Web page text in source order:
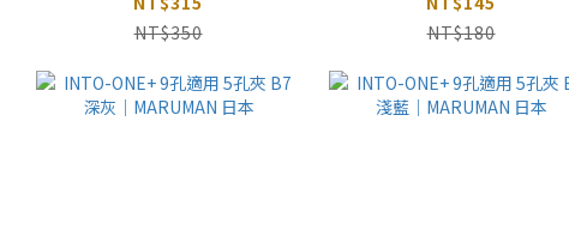
日本
NT$350
灣
NT$180